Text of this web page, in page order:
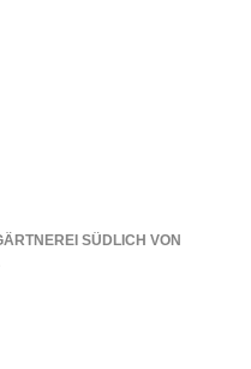
SÜDLICH VON